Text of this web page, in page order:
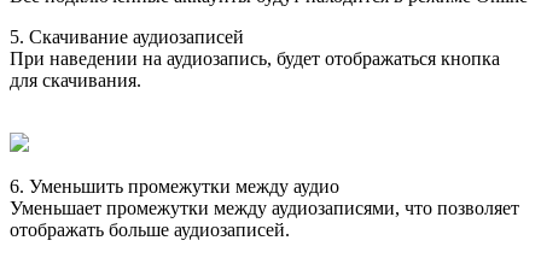
5. Скачивание аудиозаписей
При наведении на аудиозапись, будет отображаться кнопка
для скачивания.
6. Уменьшить промежутки между аудио
Уменьшает промежутки между аудиозаписями, что позволяет
отображать больше аудиозаписей.